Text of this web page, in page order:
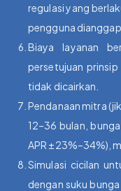
regulasi yang
pengguna
Biaya layanan
persetujuan prinsip
tidak dicairkan.
Pendanaan mitra
12–36 bulan,
APR ±23%–34%),
Simulasi cicilan
dengan suku